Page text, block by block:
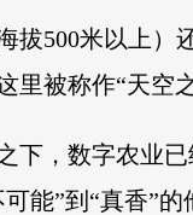
拔500米以上
里被称作“天空
下，数字农业
能”到“真香”的